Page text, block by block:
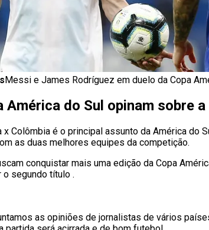
Messi e James Rodríguez em duelo da Copa
do Sul opinam sobre
x Colômbia é o principal assunto da América do
as duas melhores equipes da competição.
conquistar mais uma edição da Copa
o segundo título .
as opiniões de jornalistas de vários